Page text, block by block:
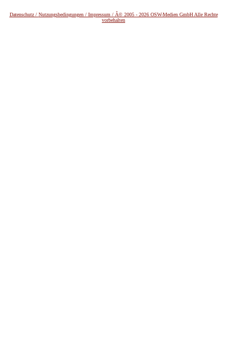
Datenschutz / Nutzungsbedingungen / Impressum / Â© 2005 - 2026 OSW-Medien GmbH Alle Rechte
vorbehalten